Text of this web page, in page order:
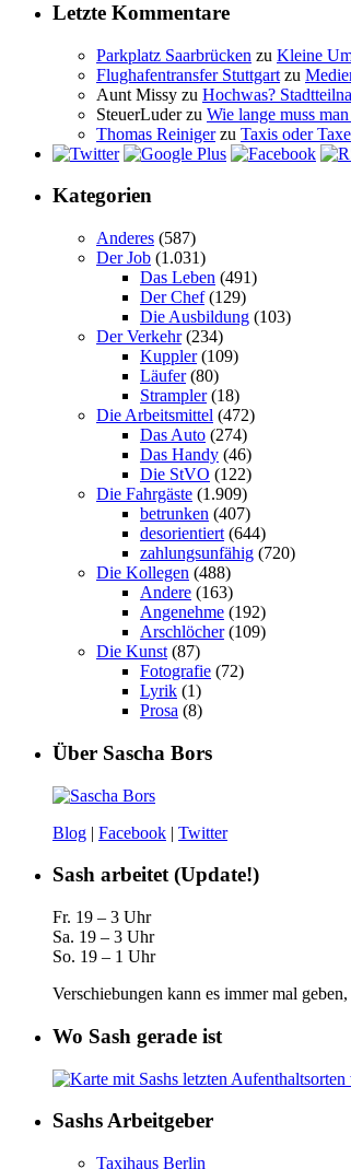
Letzte Kommentare
Parkplatz Saarbrücken zu Kleine
Flughafentransfer Stuttgart zu
Aunt Missy zu Hochwas?
SteuerLuderzu Wie lange muss
Thomas Reinigerzu Taxis oder
Kategorien
Anderes (587)
Der Job (1.031)
Das Leben (491)
Der Chef(129)
Die Ausbildung (103)
Der Verkehr(234)
Kuppler(109)
Läufer(80)
Strampler(18)
Die Arbeitsmittel (472)
Das Auto (274)
Das Handy (46)
Die StVO (122)
Die Fahrgäste (1.909)
betrunken (407)
desorientiert (644)
zahlungsunfähig (720)
Die Kollegen (488)
Andere (163)
Angenehme (192)
Arschlöcher(109)
Die Kunst (87)
Fotografie (72)
Lyrik (1)
Prosa (8)
Über Sascha Bors
Blog | Facebook | Twitter
Sash arbeitet (Update!)
Fr. 19 – 3 Uhr
Sa. 19 – 3 Uhr
So. 19 – 1 Uhr
Verschiebungen kann es immer mal
Wo Sash gerade ist
Sashs Arbeitgeber
Taxihaus Berlin